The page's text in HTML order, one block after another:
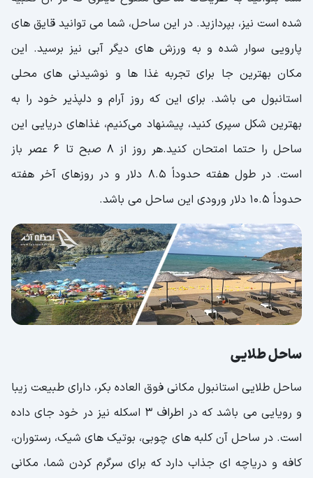
شده است نیز، بپردازید. در این ساحل، شما می توانید قایق های
پارویی سوار شده و به ورزش های دیگر آبی نیز برسید. این
مکان بهترین جا برای تجربه غذا ها و نوشیدنی های محلی
استانبول می باشد. برای این که روز آرام و دلپذیر خود را به
بهترین شکل سپری کنید، پیشنهاد می‌کنیم، غذاهای دریایی این
ساحل را حتما امتحان کنید.هر روز از 8 صبح تا 6 عصر باز
است. در طول هفته حدوداً 8.5 دلار و در روزهای آخر هفته
حدوداً 10.5 دلار ورودی این ساحل می باشد.
ساحل طلایی
ساحل طلایی استانبول مکانی فوق العاده بکر، دارای طبیعت زیبا
و رویایی می باشد که در اطراف 3 اسکله نیز در خود جای داده
است. در ساحل آن کلبه های چوبی، بوتیک های شیک، رستوران،
کافه و دریاچه ای جذاب دارد که برای سرگرم کردن شما، مکانی